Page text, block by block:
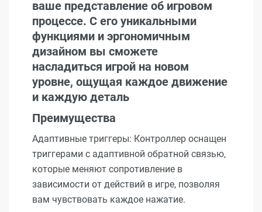
ваше представление об игровом
процессе. С его уникальными
функциями и эргономичным
дизайном вы сможете
насладиться игрой на новом
уровне, ощущая каждое движение
и каждую деталь
Преимущества
Адаптивные триггеры: Контроллер оснащен
триггерами с адаптивной обратной связью,
которые меняют сопротивление в
зависимости от действий в игре, позволяя
вам чувствовать каждое нажатие.